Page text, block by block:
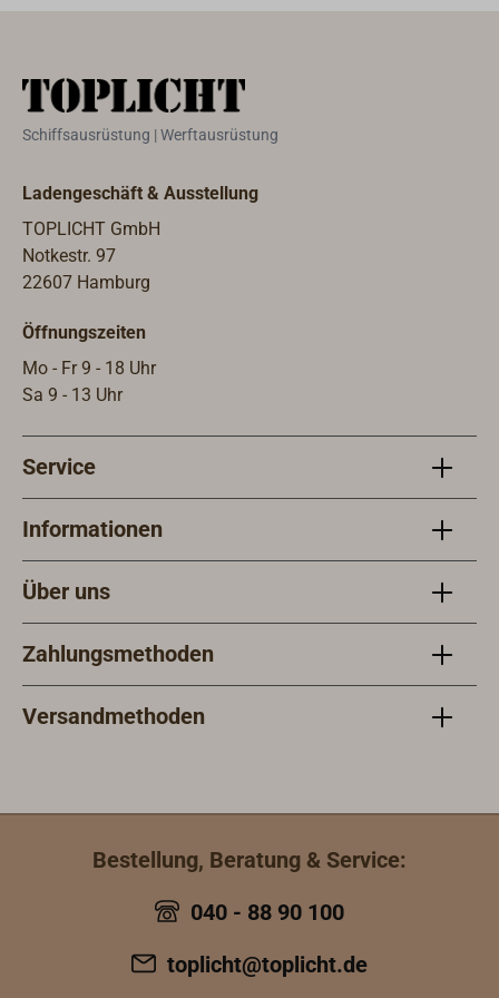
Schiffsausrüstung | Werftausrüstung
Ladengeschäft & Ausstellung
TOPLICHT GmbH
Notkestr. 97
22607 Hamburg
Öffnungszeiten
Mo - Fr 9 - 18 Uhr
Sa 9 - 13 Uhr
Service
Informationen
Über uns
Zahlungsmethoden
Versandmethoden
Bestellung, Beratung & Service:
040 - 88 90 100
toplicht@toplicht.de